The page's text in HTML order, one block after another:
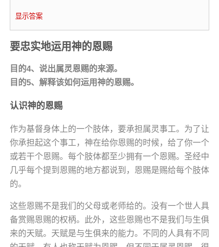
显示答案
要忠实地运用神的恩赐
目的4、说出属灵恩赐的来源。
目的5、解释该如何运用神的恩赐。
认识神的恩赐
作为基督身体上的一个肢体，要承担属灵事工。为了让
你承担起这个事工，神在给你恩赐的时候，给了你一个
或若干个恩赐。每个肢体都至少拥有一个恩赐。圣经中
几乎每个提到恩赐的地方都说到，恩赐是赐给每个肢体
的。
这些恩赐不是我们的父母或老师给的。没有一个世人具
备赏赐恩赐的权柄。此外，这些恩赐也不是我们与生俱
来的天赋。天赋是与生俱来的能力。不同的人具有不同